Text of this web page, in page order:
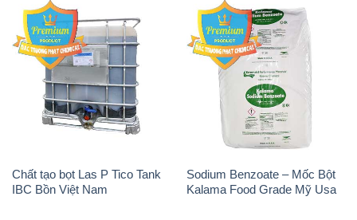
Chất tạo bọt Las P Tico Tank
IBC Bồn Việt Nam
Sodium Benzoate – Mốc Bột
Kalama Food Grade Mỹ Usa